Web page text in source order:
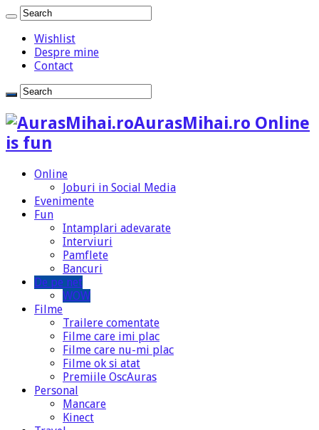
Wishlist
Despre mine
Contact
AurasMihai.ro Online
is fun
Online
Joburi in Social Media
Evenimente
Fun
Intamplari adevarate
Interviuri
Pamflete
Bancuri
De pe net
WOW
Filme
Trailere comentate
Filme care imi plac
Filme care nu-mi plac
Filme ok si atat
Premiile OscAuras
Personal
Mancare
Kinect